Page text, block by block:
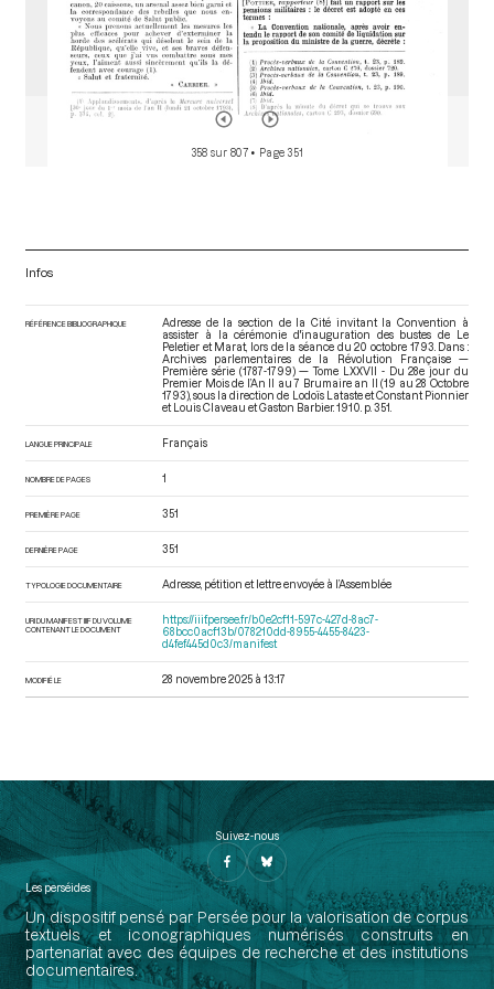
358 sur 807 • Page 351
Infos
RÉFÉRENCE BIBLIOGRAPHIQUE
Adresse de la section de la Cité invitant la Convention à
assister à la cérémonie d'inauguration des bustes de Le
Peletier et Marat, lors de la séance du 20 octobre 1793. Dans :
Archives parlementaires de la Révolution Française —
Première série (1787-1799) — Tome LXXVII - Du 28e jour du
Premier Mois de l’An II au 7 Brumaire an II (19 au 28 Octobre
1793) , sous la direction de Lodoïs Lataste et Constant Pionnier
et Louis Claveau et Gaston Barbier. 1910. p. 351.
LANGUE PRINCIPALE Français
NOMBRE DE PAGES 1
PREMIÈRE PAGE 351
DERNIÈRE PAGE 351
TYPOLOGIE DOCUMENTAIRE Adresse, pétition et lettre envoyée à l’Assemblée
URI DU MANIFEST IIIF DU VOLUME
CONTENANT LE DOCUMENT
https://iiif.persee.fr/b0e2cf11-597c-427d-8ac7-
68bcc0acf13b/078210dd-8955-4455-8423-
d4fef445d0c3/manifest
MODIFIÉ LE 28 novembre 2025 à 13:17
Suivez-nous
Les perséides
Un dispositif pensé par Persée pour la valorisation de corpus
textuels et iconographiques numérisés construits en
partenariat avec des équipes de recherche et des institutions
documentaires.